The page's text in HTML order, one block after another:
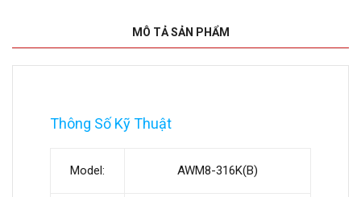
MÔ TẢ SẢN PHẨM
Thông Số Kỹ Thuật
Model: AWM8-316K(B)